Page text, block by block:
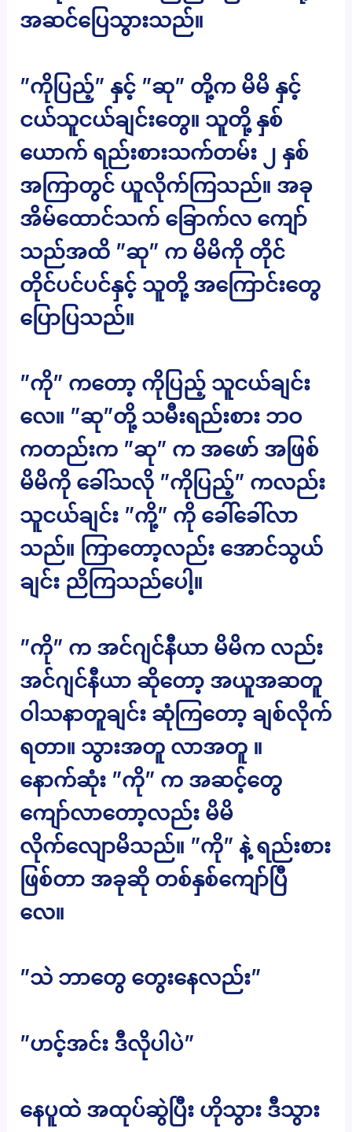
အဆင်ပြေသွားသည်။
”ကိုပြည့်” နှင့် ”ဆု” တို့က မိမိ နှင့်
ငယ်သူငယ်ချင်းတွေ။ သူတို့ နှစ်
ယောက် ရည်းစားသက်တမ်း ၂ နှစ်
အကြာတွင် ယူလိုက်ကြသည်။ အခု
အိမ်ထောင်သက် ခြောက်လ ကျော်
သည်အထိ ”ဆု” က မိမိကို တိုင်
တိုင်ပင်ပင်နှင့် သူတို့ အကြောင်းတွေ
ပြောပြသည်။
”ကို” ကတော့ ကိုပြည့် သူငယ်ချင်း
လေ။ ”ဆု”တို့ သမီးရည်းစား ဘဝ
ကတည်းက ”ဆု” က အဖော် အဖြစ်
မိမိကို ခေါ်သလို ”ကိုပြည့်” ကလည်း
သူငယ်ချင်း ”ကို့” ကို ခေါ်ခေါ်လာ
သည်။ ကြာတော့လည်း အောင်သွယ်
ချင်း ညိကြသည်ပေါ့။
”ကို” က အင်ဂျင်နီယာ မိမိက လည်း
အင်ဂျင်နီယာ ဆိုတော့ အယူအဆတူ
ဝါသနာတူချင်း ဆုံကြတော့ ချစ်လိုက်
ရတာ။ သွားအတူ လာအတူ ။
နောက်ဆုံး ”ကို” က အဆင့်တွေ
ကျော်လာတော့လည်း မိမိ
လိုက်လျောမိသည်။ ”ကို” နဲ့ ရည်းစား
ဖြစ်တာ အခုဆို တစ်နှစ်ကျော်ပြီ
လေ။
”သဲ ဘာတွေ တွေးနေလည်း”
”ဟင့်အင်း ဒီလိုပါပဲ”
နေပူထဲ အထုပ်ဆွဲပြီး ဟိုသွား ဒီသွား